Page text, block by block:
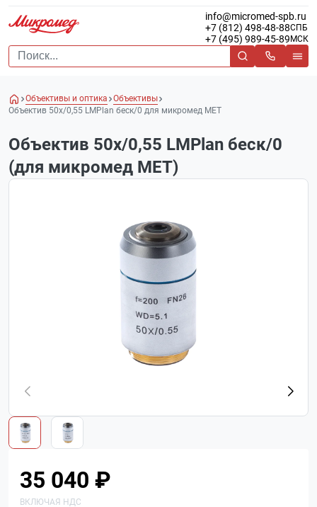
info@micromed-spb.ru
+7 (812) 498-48-88СПБ
+7 (495) 989-45-89 МСК
Объективы и оптика
Объективы
Объектив 50х/0,55 LMPlan беск/0 для микромед МЕТ
Объектив 50х/0,55 LMPlan беск/0
(для микромед МЕТ)
35 040 ₽